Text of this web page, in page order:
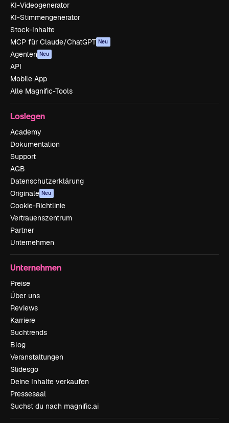
KI-Videogenerator
KI-Stimmengenerator
Stock-Inhalte
MCP für Claude/ChatGPT Neu
Agenten Neu
API
Mobile App
Alle Magnific-Tools
Loslegen
Academy
Dokumentation
Support
AGB
Datenschutzerklärung
Originale Neu
Cookie-Richtlinie
Vertrauenszentrum
Partner
Unternehmen
Unternehmen
Preise
Über uns
Reviews
Karriere
Suchtrends
Blog
Veranstaltungen
Slidesgo
Deine Inhalte verkaufen
Pressesaal
Suchst du nach magnific.ai